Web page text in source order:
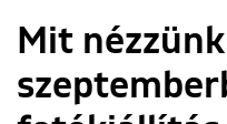
Mit nézzünk